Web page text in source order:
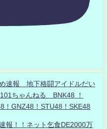
速報 地下格闘アイドルだい
ちゃんねる BNK48 ！
！GNZ48！STU48！SKE48
報！！ネット乞食DE2000万